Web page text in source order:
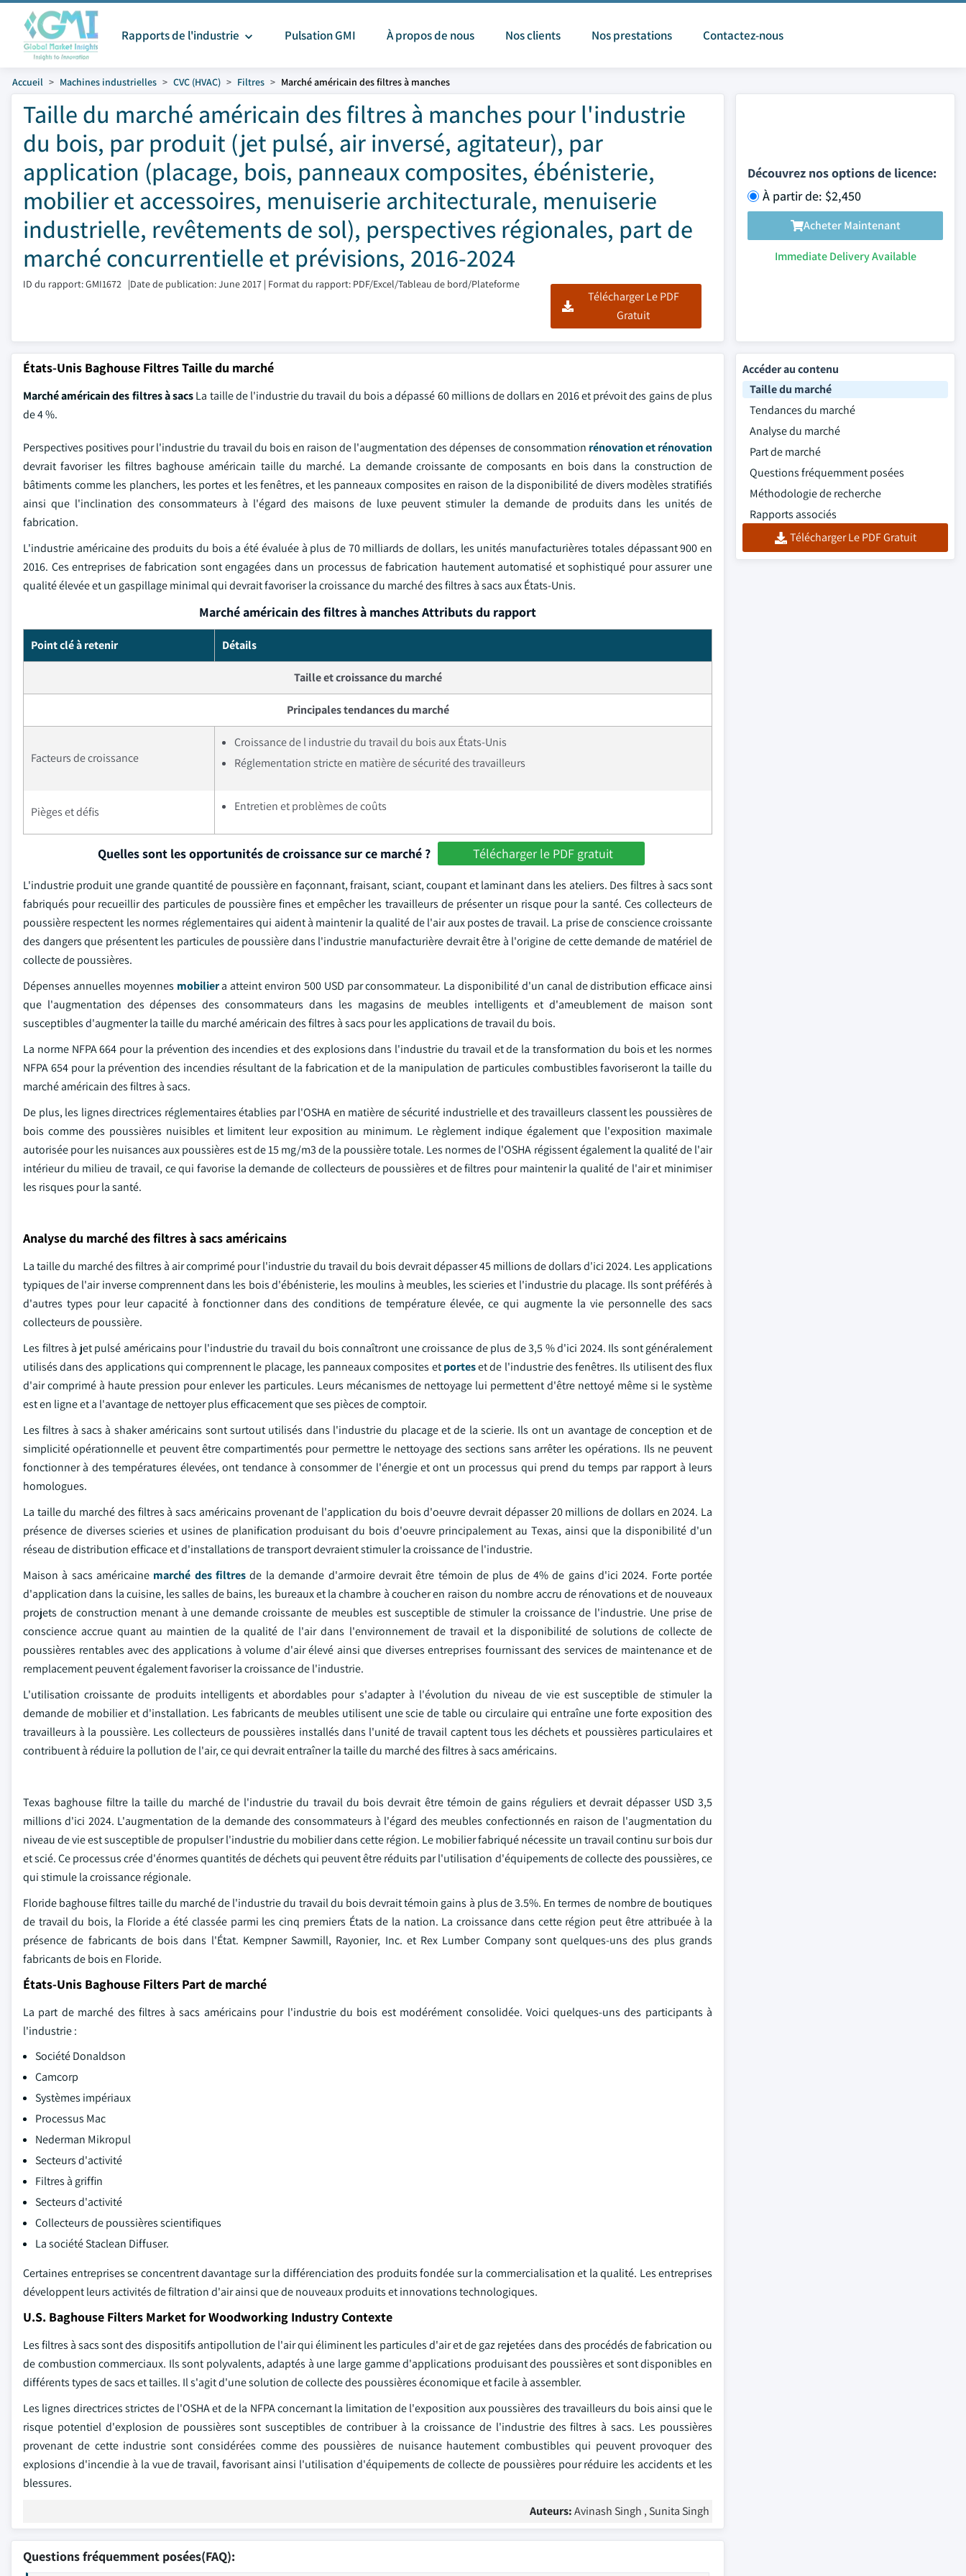
Rapports de l'industrie Pulsation GMI À propos de nous Nos clients Nos prestations Contactez-nous
Accueil Machines industrielles CVC (HVAC) Filtres Marché américain des filtres à manches
Taille du marché américain des filtres à manches pour l'industrie
du bois, par produit (jet pulsé, air inversé, agitateur), par
application (placage, bois, panneaux composites, ébénisterie,
mobilier et accessoires, menuiserie architecturale, menuiserie
industrielle, revêtements de sol), perspectives régionales, part de
marché concurrentielle et prévisions, 2016-2024
ID du rapport: GMI1672 |Date de publication: June 2017 | Format du rapport: PDF/Excel/Tableau de bord/Plateforme
Télécharger Le PDF
Gratuit
Découvrez nos options de licence:
À partir de: $2,450
Acheter Maintenant
Immediate Delivery Available
États-Unis Baghouse Filtres Taille du marché
Marché américain des filtres à sacsLa taille de l'industrie du travail du bois a dépassé 60 millions de dollars en 2016 et prévoit des gains de plus
de 4 %.
Perspectives positives pour l'industrie du travail du bois en raison de l'augmentation des dépenses de consommation rénovation et rénovation
devrait favoriser les filtres baghouse américain taille du marché. La demande croissante de composants en bois dans la construction de
bâtiments comme les planchers, les portes et les fenêtres, et les panneaux composites en raison de la disponibilité de divers modèles stratifiés
ainsi que l'inclination des consommateurs à l'égard des maisons de luxe peuvent stimuler la demande de produits dans les unités de
fabrication.
L'industrie américaine des produits du bois a été évaluée à plus de 70 milliards de dollars, les unités manufacturières totales dépassant 900 en
2016. Ces entreprises de fabrication sont engagées dans un processus de fabrication hautement automatisé et sophistiqué pour assurer une
qualité élevée et un gaspillage minimal qui devrait favoriser la croissance du marché des filtres à sacs aux États-Unis.
Marché américain des filtres à manches Attributs du rapport
Point clé à retenir Détails
Taille et croissance du marché
Principales tendances du marché
Facteurs de croissance
Croissance de l industrie du travail du bois aux États-Unis
Réglementation stricte en matière de sécurité des travailleurs
Pièges et défis Entretien et problèmes de coûts
Quelles sont les opportunités de croissance sur ce marché ? Télécharger le PDF gratuit
L'industrie produit une grande quantité de poussière en façonnant, fraisant, sciant, coupant et laminant dans les ateliers. Des filtres à sacs sont
fabriqués pour recueillir des particules de poussière fines et empêcher les travailleurs de présenter un risque pour la santé. Ces collecteurs de
poussière respectent les normes réglementaires qui aident à maintenir la qualité de l'air aux postes de travail. La prise de conscience croissante
des dangers que présentent les particules de poussière dans l'industrie manufacturière devrait être à l'origine de cette demande de matériel de
collecte de poussières.
Dépenses annuelles moyennes mobiliera atteint environ 500 USD par consommateur. La disponibilité d'un canal de distribution efficace ainsi
que l'augmentation des dépenses des consommateurs dans les magasins de meubles intelligents et d'ameublement de maison sont
susceptibles d'augmenter la taille du marché américain des filtres à sacs pour les applications de travail du bois.
La norme NFPA 664 pour la prévention des incendies et des explosions dans l'industrie du travail et de la transformation du bois et les normes
NFPA 654 pour la prévention des incendies résultant de la fabrication et de la manipulation de particules combustibles favoriseront la taille du
marché américain des filtres à sacs.
De plus, les lignes directrices réglementaires établies par l'OSHA en matière de sécurité industrielle et des travailleurs classent les poussières de
bois comme des poussières nuisibles et limitent leur exposition au minimum. Le règlement indique également que l'exposition maximale
autorisée pour les nuisances aux poussières est de 15 mg/m3 de la poussière totale. Les normes de l'OSHA régissent également la qualité de l'air
intérieur du milieu de travail, ce qui favorise la demande de collecteurs de poussières et de filtres pour maintenir la qualité de l'air et minimiser
les risques pour la santé.
Analyse du marché des filtres à sacs américains
La taille du marché des filtres à air comprimé pour l'industrie du travail du bois devrait dépasser 45 millions de dollars d'ici 2024. Les applications
typiques de l'air inverse comprennent dans les bois d'ébénisterie, les moulins à meubles, les scieries et l'industrie du placage. Ils sont préférés à
d'autres types pour leur capacité à fonctionner dans des conditions de température élevée, ce qui augmente la vie personnelle des sacs
collecteurs de poussière.
Les filtres à jet pulsé américains pour l'industrie du travail du bois connaîtront une croissance de plus de 3,5 % d'ici 2024. Ils sont généralement
utilisés dans des applications qui comprennent le placage, les panneaux composites etporteset de l'industrie des fenêtres. Ils utilisent des flux
d'air comprimé à haute pression pour enlever les particules. Leurs mécanismes de nettoyage lui permettent d'être nettoyé même si le système
est en ligne et a l'avantage de nettoyer plus efficacement que ses pièces de comptoir.
Les filtres à sacs à shaker américains sont surtout utilisés dans l'industrie du placage et de la scierie. Ils ont un avantage de conception et de
simplicité opérationnelle et peuvent être compartimentés pour permettre le nettoyage des sections sans arrêter les opérations. Ils ne peuvent
fonctionner à des températures élevées, ont tendance à consommer de l'énergie et ont un processus qui prend du temps par rapport à leurs
homologues.
La taille du marché des filtres à sacs américains provenant de l'application du bois d'oeuvre devrait dépasser 20 millions de dollars en 2024. La
présence de diverses scieries et usines de planification produisant du bois d'oeuvre principalement au Texas, ainsi que la disponibilité d'un
réseau de distribution efficace et d'installations de transport devraient stimuler la croissance de l'industrie.
Maison à sacs américaine marché des filtres de la demande d'armoire devrait être témoin de plus de 4% de gains d'ici 2024. Forte portée
d'application dans la cuisine, les salles de bains, les bureaux et la chambre à coucher en raison du nombre accru de rénovations et de nouveaux
projets de construction menant à une demande croissante de meubles est susceptible de stimuler la croissance de l'industrie. Une prise de
conscience accrue quant au maintien de la qualité de l'air dans l'environnement de travail et la disponibilité de solutions de collecte de
poussières rentables avec des applications à volume d'air élevé ainsi que diverses entreprises fournissant des services de maintenance et de
remplacement peuvent également favoriser la croissance de l'industrie.
L'utilisation croissante de produits intelligents et abordables pour s'adapter à l'évolution du niveau de vie est susceptible de stimuler la
demande de mobilier et d'installation. Les fabricants de meubles utilisent une scie de table ou circulaire qui entraîne une forte exposition des
travailleurs à la poussière. Les collecteurs de poussières installés dans l'unité de travail captent tous les déchets et poussières particulaires et
contribuent à réduire la pollution de l'air, ce qui devrait entraîner la taille du marché des filtres à sacs américains.
Texas baghouse filtre la taille du marché de l'industrie du travail du bois devrait être témoin de gains réguliers et devrait dépasser USD 3,5
millions d'ici 2024. L'augmentation de la demande des consommateurs à l'égard des meubles confectionnés en raison de l'augmentation du
niveau de vie est susceptible de propulser l'industrie du mobilier dans cette région. Le mobilier fabriqué nécessite un travail continu sur bois dur
et scié. Ce processus crée d'énormes quantités de déchets qui peuvent être réduits par l'utilisation d'équipements de collecte des poussières, ce
qui stimule la croissance régionale.
Floride baghouse filtres taille du marché de l'industrie du travail du bois devrait témoin gains à plus de 3.5%. En termes de nombre de boutiques
de travail du bois, la Floride a été classée parmi les cinq premiers États de la nation. La croissance dans cette région peut être attribuée à la
présence de fabricants de bois dans l'État. Kempner Sawmill, Rayonier, Inc. et Rex Lumber Company sont quelques-uns des plus grands
fabricants de bois en Floride.
États-Unis Baghouse Filters Part de marché
La part de marché des filtres à sacs américains pour l'industrie du bois est modérément consolidée. Voici quelques-uns des participants à
l'industrie :
Société Donaldson
Camcorp
Systèmes impériaux
Processus Mac
Nederman Mikropul
Secteurs d'activité
Filtres à griffin
Secteurs d'activité
Collecteurs de poussières scientifiques
La société Staclean Diffuser.
Certaines entreprises se concentrent davantage sur la différenciation des produits fondée sur la commercialisation et la qualité. Les entreprises
développent leurs activités de filtration d'air ainsi que de nouveaux produits et innovations technologiques.
U.S. Baghouse Filters Market for Woodworking Industry Contexte
Les filtres à sacs sont des dispositifs antipollution de l'air qui éliminent les particules d'air et de gaz rejetées dans des procédés de fabrication ou
de combustion commerciaux. Ils sont polyvalents, adaptés à une large gamme d'applications produisant des poussières et sont disponibles en
différents types de sacs et tailles. Il s'agit d'une solution de collecte des poussières économique et facile à assembler.
Les lignes directrices strictes de l'OSHA et de la NFPA concernant la limitation de l'exposition aux poussières des travailleurs du bois ainsi que le
risque potentiel d'explosion de poussières sont susceptibles de contribuer à la croissance de l'industrie des filtres à sacs. Les poussières
provenant de cette industrie sont considérées comme des poussières de nuisance hautement combustibles qui peuvent provoquer des
explosions d'incendie à la vue de travail, favorisant ainsi l'utilisation d'équipements de collecte de poussières pour réduire les accidents et les
blessures.
Auteurs:Avinash Singh , Sunita Singh
Questions fréquemment posées(FAQ):
Accéder au contenu
Taille du marché
Tendances du marché
Analyse du marché
Part de marché
Questions fréquemment posées
Méthodologie de recherche
Rapports associés
Télécharger Le PDF Gratuit